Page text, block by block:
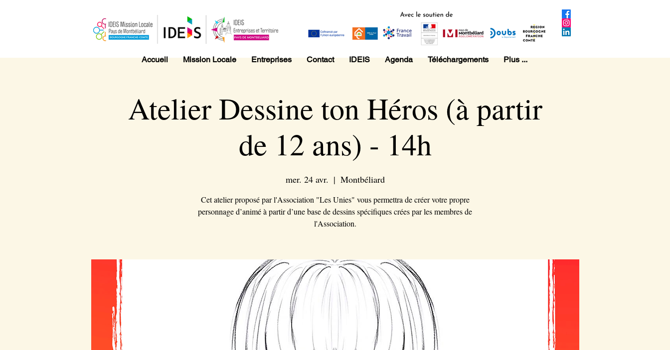
Atelier Dessine ton Héros (à partir
de 12 ans) - 14h
mer. 24 avr.
  |
Montbéliard
Cet atelier proposé par l'Association "Les Unies" vous permettra de créer votre propre
personnage d’animé à partir d’une base de dessins spécifiques crées par les membres de
l'Association.
Accueil Mission Locale Entreprises Contact IDEIS Agenda Téléchargements Plus ...